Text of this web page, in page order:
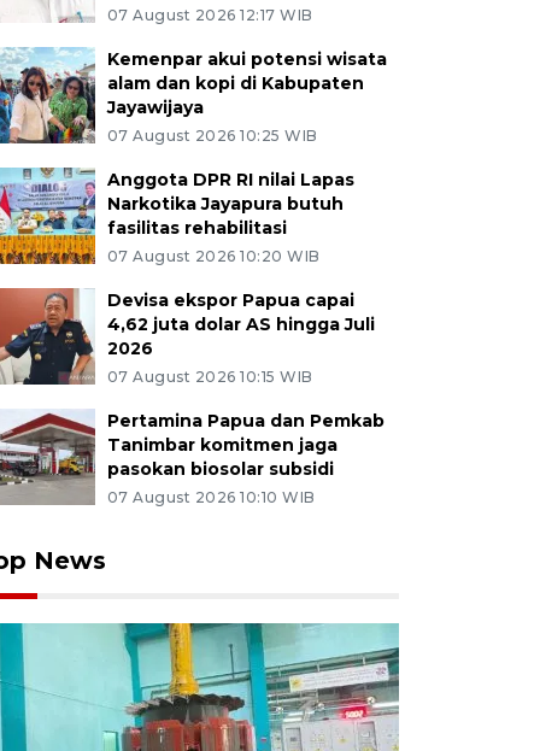
07 August 2026 12:17 WIB
Kemenpar akui potensi wisata
alam dan kopi di Kabupaten
Jayawijaya
07 August 2026 10:25 WIB
Anggota DPR RI nilai Lapas
Narkotika Jayapura butuh
fasilitas rehabilitasi
07 August 2026 10:20 WIB
Devisa ekspor Papua capai
4,62 juta dolar AS hingga Juli
2026
07 August 2026 10:15 WIB
Pertamina Papua dan Pemkab
Tanimbar komitmen jaga
pasokan biosolar subsidi
07 August 2026 10:10 WIB
News